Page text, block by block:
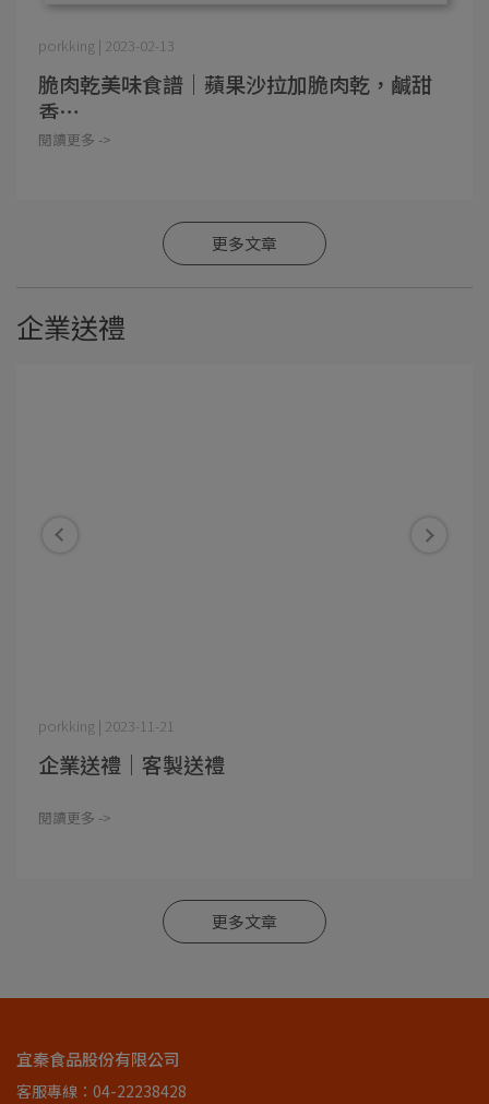
porkking | 2023-02-13
脆肉乾美味食譜｜蘋果沙拉加脆肉乾，鹹甜
香⋯
閱讀更多 ->
更多文章
企業送禮
porkking | 2023-11-21
企業送禮｜客製送禮
閱讀更多 ->
更多文章
宜秦食品股份有限公司
客服專線：04-22238428